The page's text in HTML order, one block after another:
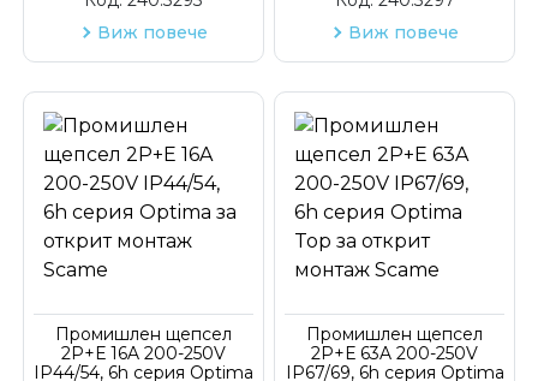
Виж повече
Виж повече
Промишлен щепсел
2P+Е 16A 200-250V
IP44/54, 6h серия Optima
Промишлен щепсел
2P+Е 63A 200-250V
IP67/69, 6h серия Optima